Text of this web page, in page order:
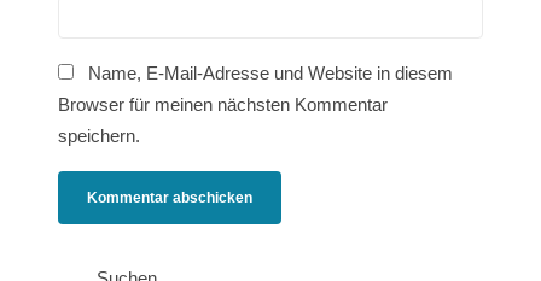
Name, E-Mail-Adresse und Website in diesem
Browser für meinen nächsten Kommentar
speichern.